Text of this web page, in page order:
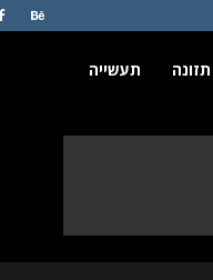
תזונה תעשייה